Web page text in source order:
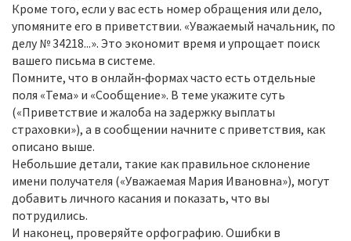
Кроме того, если у вас есть номер обращения или дело,
упомяните его в приветствии. «Уважаемый начальник, по
делу № 34218...». Это экономит время и упрощает поиск
вашего письма в системе.
Помните, что в онлайн‑формах часто есть отдельные
поля «Тема» и «Сообщение». В теме укажите суть
(«Приветствие и жалоба на задержку выплаты
страховки»), а в сообщении начните с приветствия, как
описано выше.
Небольшие детали, такие как правильное склонение
имени получателя («Уважаемая Мария Ивановна»), могут
добавить личного касания и показать, что вы
потрудились.
И наконец, проверяйте орфографию. Ошибки в